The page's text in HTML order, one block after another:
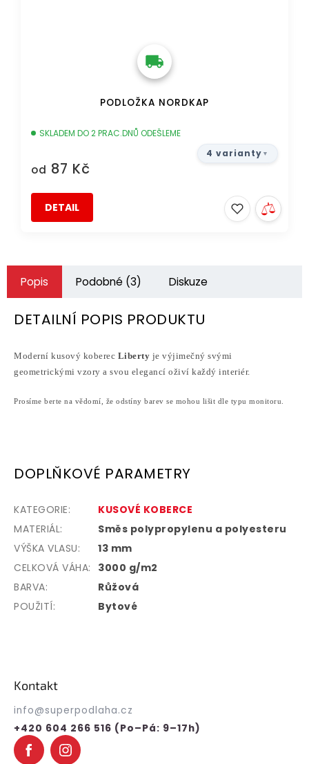
PODLOŽKA NORDKAP
SKLADEM DO 2 PRAC.DNŮ ODEŠLEME
od 87 Kč
DETAIL
4 varianty
Popis Podobné (3) Diskuze
DETAILNÍ POPIS PRODUKTU
Moderní kusový koberec Liberty je výjimečný svými
geometrickými vzory a svou elegancí oživí každý interiér.
Prosíme berte na vědomí, že odstíny barev se mohou lišit dle typu monitoru.
DOPLŇKOVÉ PARAMETRY
KATEGORIE:
KUSOVÉ KOBERCE
MATERIÁL:
Směs polypropylenu a polyesteru
VÝŠKA VLASU:
13 mm
CELKOVÁ VÁHA:
3000 g/m2
BARVA:
Růžová
POUŽITÍ: Bytové
Kontakt
info@superpodlaha.cz
+420 604 266 516 (Po–Pá: 9–17h)